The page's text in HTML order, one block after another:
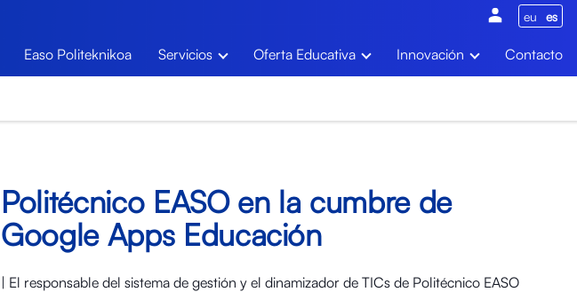
eu es
Easo Politeknikoa Servicios Oferta Educativa Innovación Contacto
Politécnico EASO en la cumbre de
Google Apps Educación
| El responsable del sistema de gestión y el dinamizador de TICs de Politécnico EASO